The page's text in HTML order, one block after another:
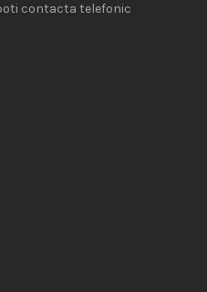
contacta telefonic